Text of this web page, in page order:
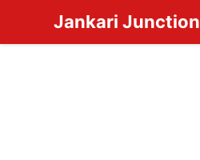
content
Jankari Junction